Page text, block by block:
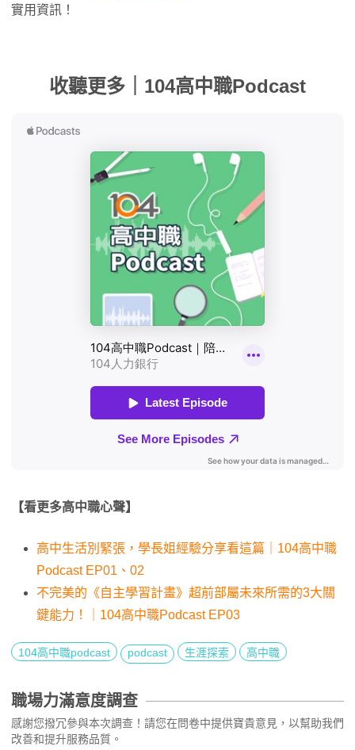
實用資訊！
收聽更多｜104高中職Podcast
【看更多高中職心聲】
高中生活別緊張，學長姐經驗分享看這篇｜104高中職
Podcast EP01、02
不完美的《自主學習計畫》超前部屬未來所需的3大關
鍵能力！｜104高中職Podcast EP03
104高中職podcast podcast 生涯探索 高中職
職場力滿意度調查
感謝您撥冗參與本次調查！請您在問卷中提供寶貴意見，以幫助我們
改善和提升服務品質。